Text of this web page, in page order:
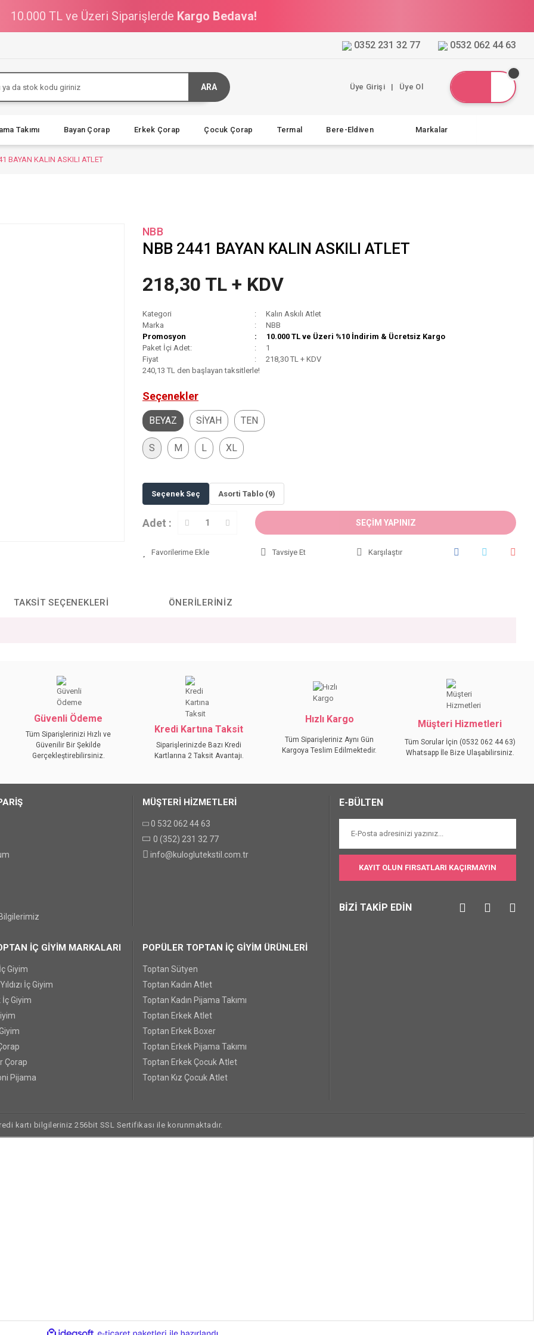
10.000 TL ve Üzeri Siparişlerde Kargo Bedava!
0352 231 32 77 0532 062 44 63
ARA Üye Girişi | Üye Ol
Takımı Bayan Çorap Erkek Çorap Çocuk Çorap Termal Bere-Eldiven Markalar
BAYAN KALIN ASKILI ATLET
NBB
NBB 2441 BAYAN KALIN ASKILI ATLET
218,30 TL + KDV
Kategori
Kalın Askılı Atlet
Marka
NBB
Promosyon
10.000 TL ve Üzeri %10 İndirim & Ücretsiz Kargo
Paket İçi Adet:
1
Fiyat
218,30 TL + KDV
240,13 TL den başlayan taksitlerle!
Seçenekler
BEYAZ SİYAH TEN
S M L XL
Seçenek Seç Asorti Tablo (9)
Adet : SEÇİM YAPINIZ
Tavsiye Et Karşılaştır
TAKSIT SEÇENEKLERI ÖNERILERINIZ
GÖNDER
Güvenli Ödeme
Tüm Siparişlerinizi Hızlı ve
Güvenilir Bir Şekilde
Gerçekleştirebilirsiniz.
Kredi Kartına Taksit
Siparişlerinizde Bazı Kredi
Kartlarına 2 Taksit Avantajı.
Hızlı Kargo
Tüm Siparişleriniz Aynı Gün
Kargoya Teslim Edilmektedir.
Müşteri Hizmetleri
Tüm Sorular İçin (0532 062 44 63)
Whatsapp İle Bize Ulaşabilirsiniz.
MÜŞTERİ HİZMETLERİ
0 532 062 44 63
0 (352) 231 32 77
info@kuloglutekstil.com.tr
İÇ GİYİM MARKALARI
Giyim
İç Giyim
Giyim
Çorap
Pijama
POPÜLER TOPTAN İÇ GİYİM ÜRÜNLERİ
Toptan Sütyen
Toptan Kadın Atlet
Toptan Kadın Pijama Takımı
Toptan Erkek Atlet
Toptan Erkek Boxer
Toptan Erkek Pijama Takımı
Toptan Erkek Çocuk Atlet
Toptan Kız Çocuk Atlet
E-BÜLTEN
KAYIT OLUN FIRSATLARI KAÇIRMAYIN
BİZİ TAKİP EDİN
kartı bilgileriniz 256bit SSL Sertifikası ile korunmaktadır.
ideasoft